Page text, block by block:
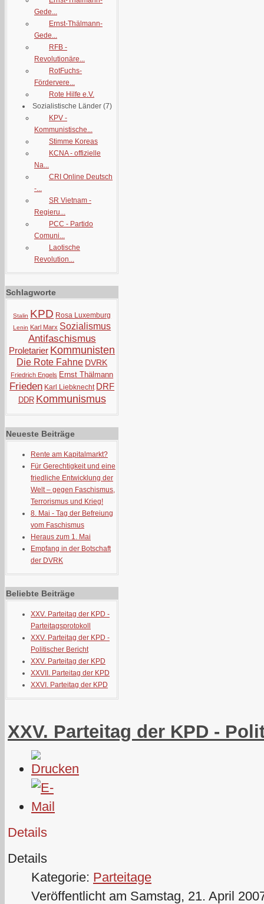
Gede...
Ernst-Thälmann-
Gede...
RFB -
Revolutionäre...
RotFuchs-
Fördervere...
Rote Hilfe e.V.
Sozialistische Länder (7)
KPV -
Kommunistische...
Stimme Koreas
KCNA - offizielle
Na...
CRI Online Deutsch
-...
SR Vietnam -
Regieru...
PCC - Partido
Comuni...
Laotische
Revolution...
Schlagworte
Stalin KPD Rosa Luxemburg
Lenin Karl Marx Sozialismus
Antifaschismus
Proletarier Kommunisten
Die Rote Fahne DVRK
Friedrich Engels Ernst Thälmann
Frieden Karl Liebknecht DRF
DDR Kommunismus
Neueste Beiträge
Rente am Kapitalmarkt?
Für Gerechtigkeit und eine
friedliche Entwicklung der
Welt – gegen Faschismus,
Terrorismus und Krieg!
8. Mai - Tag der Befreiung
vom Faschismus
Heraus zum 1. Mai
Empfang in der Botschaft
der DVRK
Beliebte Beiträge
XXV. Parteitag der KPD -
Parteitagsprotokoll
XXV. Parteitag der KPD -
Politischer Bericht
XXV. Parteitag der KPD
XXVII. Parteitag der KPD
XXVI. Parteitag der KPD
XXV. Parteitag der KPD -
Details
Details
Kategorie: Parteitage
Veröffentlicht am Samstag, 21. April